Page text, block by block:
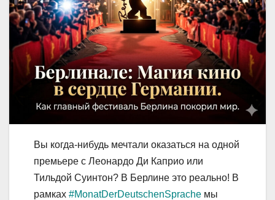
Вы когда-нибудь мечтали оказаться на одной
премьере с Леонардо Ди Каприо или
Тильдой Суинтон? В Берлине это реально! В
рамках #MonatDerDeutschenSprache мы